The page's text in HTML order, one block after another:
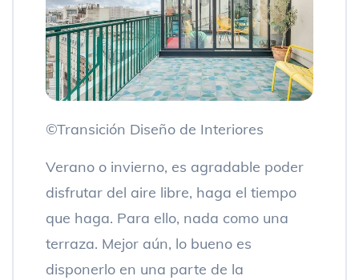
©Transición Diseño de Interiores
Verano o invierno, es agradable poder
disfrutar del aire libre, haga el tiempo
que haga. Para ello, nada como una
terraza. Mejor aún, lo bueno es
disponerlo en una parte de la